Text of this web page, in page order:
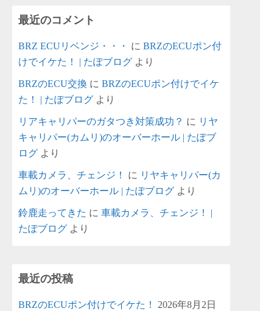
最近のコメント
BRZ ECUリベンジ・・・ に BRZのECUポン付
けでイケた！ | たぽブログ より
BRZのECU交換 に BRZのECUポン付けでイケ
た！ | たぽブログ より
リアキャリパーのガタつき対策成功？ に リヤ
キャリパー(カムリ)のオーバーホール | たぽブ
ログ より
車載カメラ、チェンジ！ に リヤキャリパー(カ
ムリ)のオーバーホール | たぽブログ より
鈴鹿走ってきた に 車載カメラ、チェンジ！ |
たぽブログ より
最近の投稿
BRZのECUポン付けでイケた！ 2026年8月2日